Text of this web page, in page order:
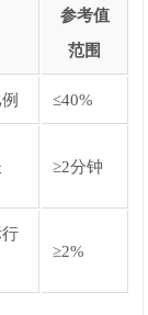
参考值
范围
≤40%
≥2分钟
≥2%